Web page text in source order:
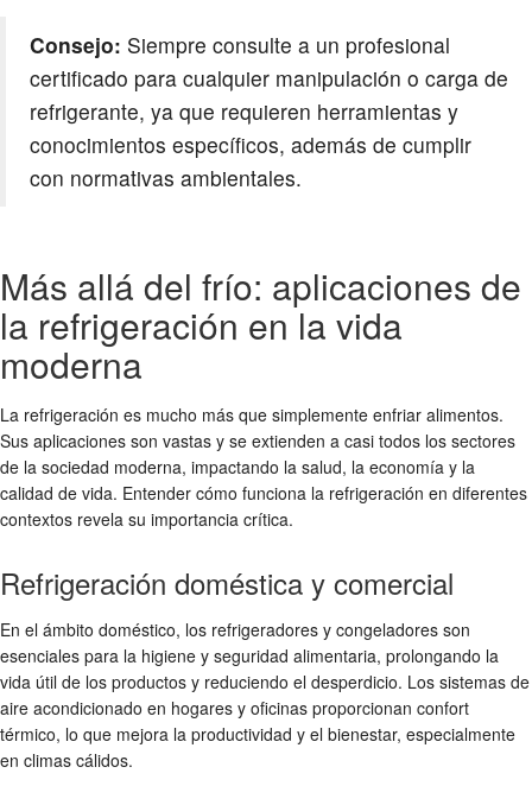
Consejo: Siempre consulte a un profesional
certificado para cualquier manipulación o carga de
refrigerante, ya que requieren herramientas y
conocimientos específicos, además de cumplir
con normativas ambientales.
Más allá del frío: aplicaciones de
la refrigeración en la vida
moderna
La refrigeración es mucho más que simplemente enfriar alimentos.
Sus aplicaciones son vastas y se extienden a casi todos los sectores
de la sociedad moderna, impactando la salud, la economía y la
calidad de vida. Entender cómo funciona la refrigeración en diferentes
contextos revela su importancia crítica.
Refrigeración doméstica y comercial
En el ámbito doméstico, los refrigeradores y congeladores son
esenciales para la higiene y seguridad alimentaria, prolongando la
vida útil de los productos y reduciendo el desperdicio. Los sistemas de
aire acondicionado en hogares y oficinas proporcionan confort
térmico, lo que mejora la productividad y el bienestar, especialmente
en climas cálidos.